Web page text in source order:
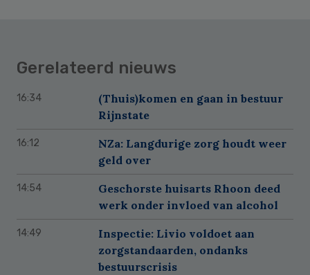
Gerelateerd nieuws
16:34
(Thuis)komen en gaan in bestuur
Rijnstate
16:12
NZa: Langdurige zorg houdt weer
geld over
14:54
Geschorste huisarts Rhoon deed
werk onder invloed van alcohol
14:49
Inspectie: Livio voldoet aan
zorgstandaarden, ondanks
bestuurscrisis